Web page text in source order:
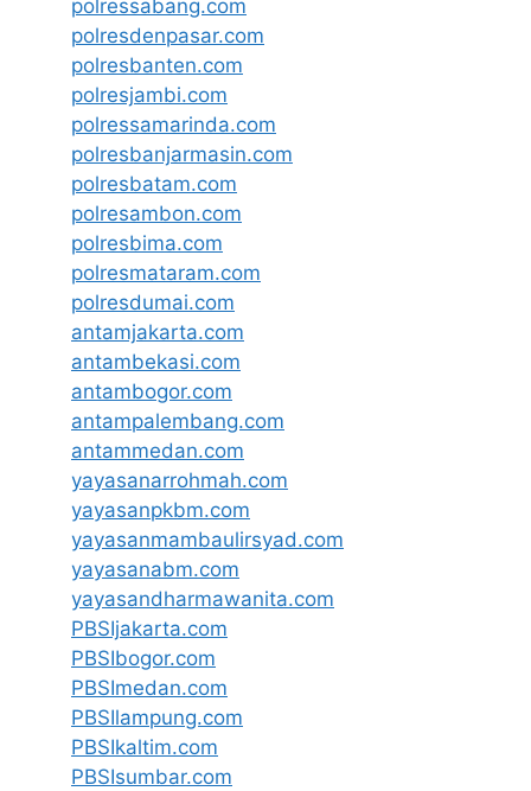
polressabang.com
polresdenpasar.com
polresbanten.com
polresjambi.com
polressamarinda.com
polresbanjarmasin.com
polresbatam.com
polresambon.com
polresbima.com
polresmataram.com
polresdumai.com
antamjakarta.com
antambekasi.com
antambogor.com
antampalembang.com
antammedan.com
yayasanarrohmah.com
yayasanpkbm.com
yayasanmambaulirsyad.com
yayasanabm.com
yayasandharmawanita.com
PBSIjakarta.com
PBSIbogor.com
PBSImedan.com
PBSIlampung.com
PBSIkaltim.com
PBSIsumbar.com